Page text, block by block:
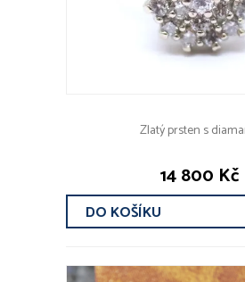
Zlatý prsten s
14 800 Kč
DO KOŠÍKU